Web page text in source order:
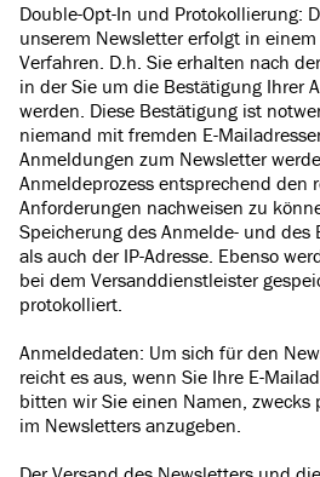
Double-Opt-In und Protokollierung:
unserem Newsletter erfolgt in einem
Verfahren. D.h. Sie erhalten nach
in der Sie um die Bestätigung Ihrer
werden. Diese Bestätigung ist
niemand mit fremden E-
Anmeldungen zum Newsletter
Anmeldeprozess entsprechend den
Anforderungen nachweisen zu
Speicherung des Anmelde- und
als auch der IP-Adresse. Ebenso
bei dem Versanddienstleister
protokolliert.
Anmeldedaten: Um sich für den
reicht es aus, wenn Sie Ihre E-
bitten wir Sie einen Namen, zwecks
im Newsletters anzugeben.